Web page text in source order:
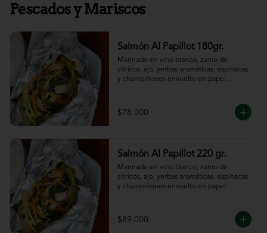
Pescados y Mariscos
Salmón Al Papillot 180gr.
Marinado en vino blanco, zumo de
cítricos, ajo, yerbas aromáticas, espinacas
y champiñones envuelto en papel
$78.000
Salmón Al Papillot 220 gr.
Marinado en vino blanco, zumo de
cítricos, ajo, yerbas aromáticas, espinacas
y champiñones envuelto en papel
$89.000